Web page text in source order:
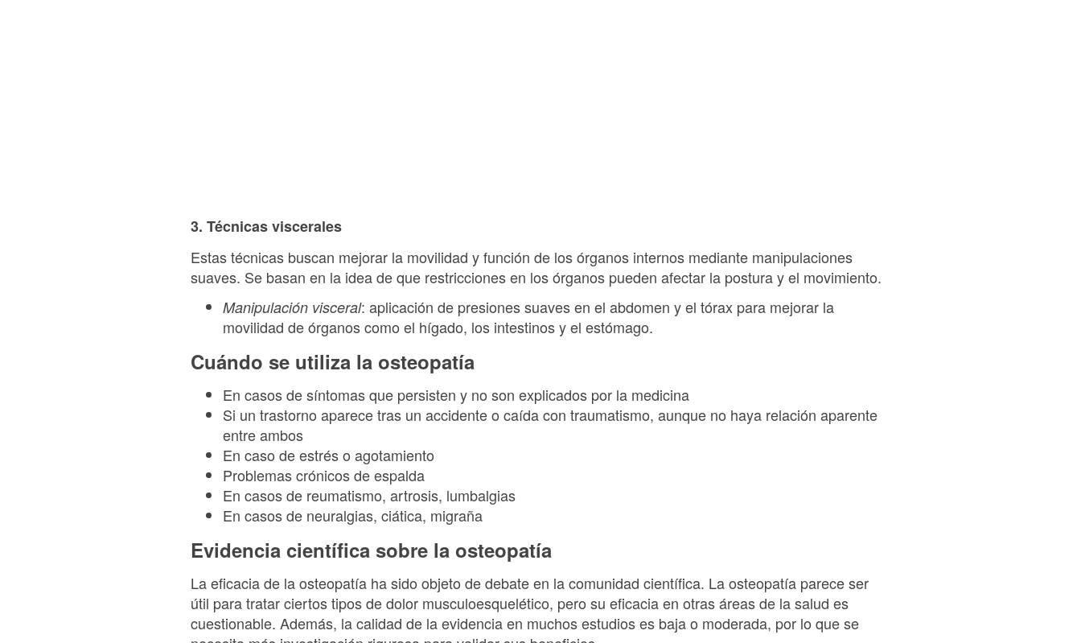
3. Técnicas viscerales
Estas técnicas buscan mejorar la movilidad y función de los órganos internos mediante manipulaciones
suaves. Se basan en la idea de que restricciones en los órganos pueden afectar la postura y el movimiento.
Manipulación visceral: aplicación de presiones suaves en el abdomen y el tórax para mejorar la
movilidad de órganos como el hígado, los intestinos y el estómago.
Cuándo se utiliza la osteopatía
En casos de síntomas que persisten y no son explicados por la medicina
Si un trastorno aparece tras un accidente o caída con traumatismo, aunque no haya relación aparente
entre ambos
En caso de estrés o agotamiento
Problemas crónicos de espalda
En casos de reumatismo, artrosis, lumbalgias
En casos de neuralgias, ciática, migraña
Evidencia científica sobre la osteopatía
La eficacia de la osteopatía ha sido objeto de debate en la comunidad científica. La osteopatía parece ser
útil para tratar ciertos tipos de dolor musculoesquelético, pero su eficacia en otras áreas de la salud es
cuestionable. Además, la calidad de la evidencia en muchos estudios es baja o moderada, por lo que se